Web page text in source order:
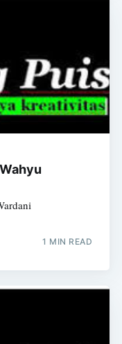
1 MIN READ